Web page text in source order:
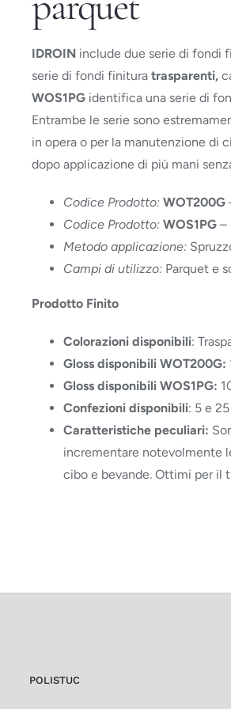
IDROIN include due serie di fondi
serie di fondi finitura trasparenti,
WOS1PG identifica una serie di
Entrambe le serie sono
in opera o per la manutenzione di
dopo applicazione di più mani
Codice Prodotto: WOT200G
Codice Prodotto: WOS1PG–
Metodo applicazione:
Campi di utilizzo:Parquet e
Prodotto Finito
Colorazioni disponibili:
Gloss disponibili WOT200G:
Gloss disponibili WOS1PG:
Confezioni disponibili: 5 e
Caratteristiche peculiari:
incrementare notevolmente
cibo e bevande. Ottimi per il
POLISTUC